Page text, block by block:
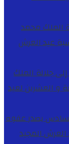
الملك محمد
عيد العرش
جلالة الملك
و العشرين لعيد
يصدر عفوه